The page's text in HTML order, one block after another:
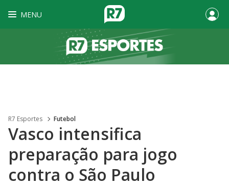
MENU
R7 Esportes Futebol
Vasco intensifica
preparação para jogo
contra o São Paulo